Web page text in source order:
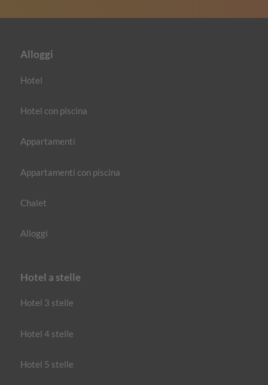
Alloggi
Hotel
Hotel con piscina
Appartamenti
Appartamenti con piscina
Chalet
Alloggi
Hotel a stelle
Hotel 3 stelle
Hotel 4 stelle
Hotel 5 stelle